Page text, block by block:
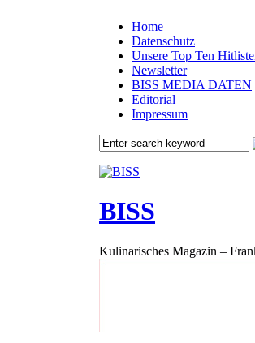
Home
Datenschutz
Unsere Top Ten
Newsletter
BISS MEDIA DATEN
Editorial
Impressum
BISS
Kulinarisches Magazin –